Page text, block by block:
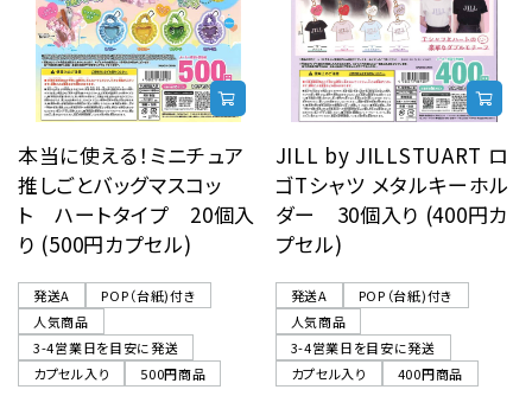
本当に使える！ミニチュア
推しごとバッグマスコッ
ト ハートタイプ 20個入
り (500円カプセル)
発送A
POP（台紙)付き
人気商品
3-4営業日を目安に発送
カプセル入り
500円商品
JILL by JILLSTUART ロ
ゴTシャツ メタルキーホル
ダー 30個入り (400円カ
プセル)
発送A
POP（台紙)付き
人気商品
3-4営業日を目安に発送
カプセル入り
400円商品